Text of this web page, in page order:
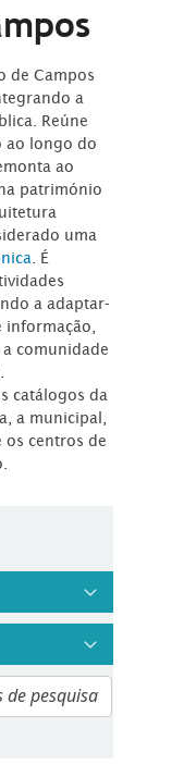
de Campos
a
Reúne
ao longo do
ao
património
uma
. É
a adaptar-
informação,
comunidade
catálogos da
a municipal,
os centros de